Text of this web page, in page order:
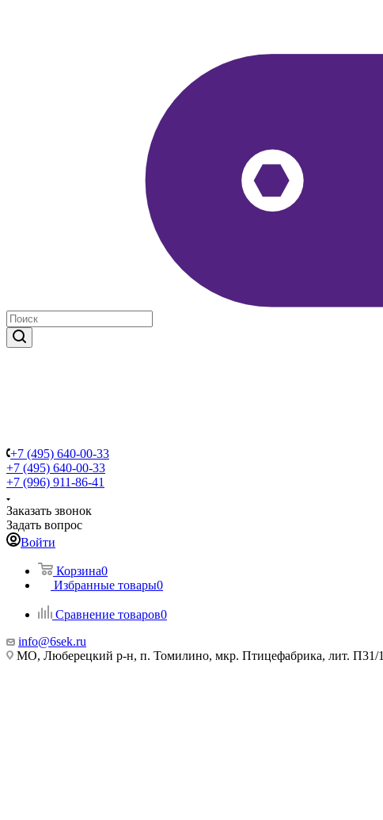
+7 (495) 640-00-33
+7 (495) 640-00-33
+7 (996) 911-86-41
Заказать звонок
Задать вопрос
Войти
Корзина0
Избранные товары0
Сравнение товаров0
info@6sek.ru
МО, Люберецкий р-н, п. Томилино, мкр. Птицефабрика, лит. П31/1